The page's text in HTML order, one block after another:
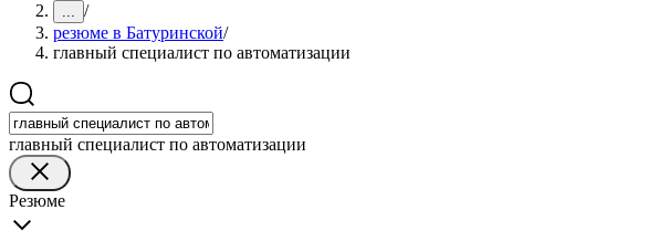
... /
резюме в Батуринской/
главный специалист по автоматизации
главный специалист по автоматизации
Резюме